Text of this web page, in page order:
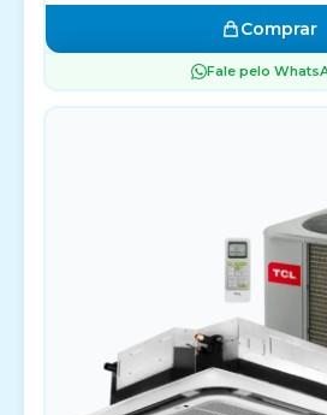
Comprar
Fale pelo